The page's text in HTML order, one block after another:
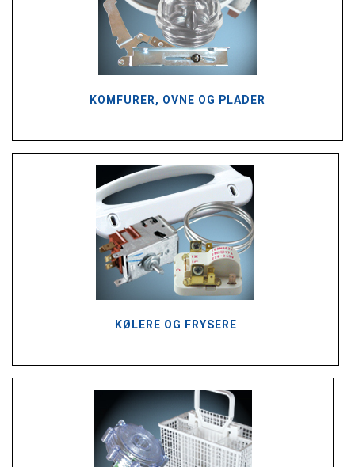
KOMFURER, OVNE OG PLADER
KØLERE OG FRYSERE